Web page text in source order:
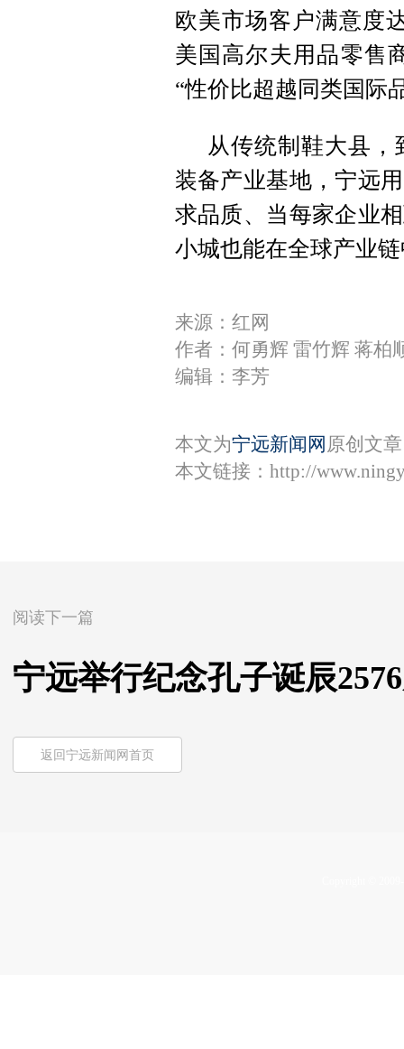
欧美市场客户满意度
美国高尔夫用品零售
“性价比超越同类国际
从传统制鞋大县
装备产业基地，宁远
求品质、当每家企业
小城也能在全球产业
来源：红网
作者：何勇辉 雷竹辉 蒋柏
编辑：李芳
本文为宁远新闻网 原创文
本文链接： http://
阅读下一篇
宁远举行纪念孔子诞辰
返回宁远新闻网首页